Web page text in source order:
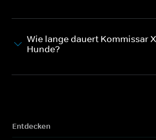
Wie lange dauert Kommissar
Hunde?
Entdecken